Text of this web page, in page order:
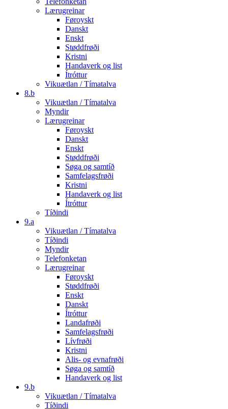
Lærugreinar
Føroyskt
Danskt
Enskt
Støddfrøði
Kristni
Handaverk og list
Ítróttur
Vikuætlan / Tímatalva
8.b
Vikuætlan / Tímatalva
Myndir
Lærugreinar
Føroyskt
Danskt
Enskt
Støddfrøði
Søga og samtíð
Samfelagsfrøði
Kristni
Handaverk og list
Ítróttur
Tíðindi
9.a
Vikuætlan / Tímatalva
Tíðindi
Myndir
Telefonketan
Lærugreinar
Føroyskt
Støddfrøði
Enskt
Danskt
Ítróttur
Landafrøði
Samfelagsfrøði
Lívfrøði
Kristni
Alis- og evnafrøði
Søga og samtíð
Handaverk og list
9.b
Vikuætlan / Tímatalva
Tíðindi